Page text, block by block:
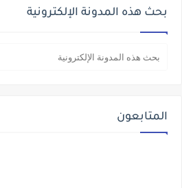
بحث هذه المدونة الإلكترونية
المتابعون